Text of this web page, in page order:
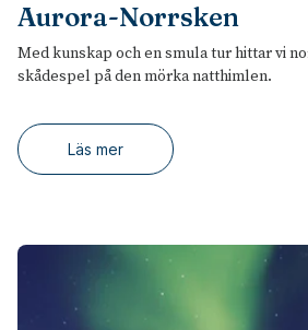
Aurora-Norrsken
Med kunskap och en smula tur hittar vi
skådespel på den mörka natthimlen.
Läs mer